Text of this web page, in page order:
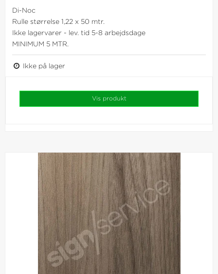
Di-Noc
Rulle størrelse 1,22 x 50 mtr.
Ikke lagervarer - lev. tid 5-8 arbejdsdage
MINIMUM 5 MTR.
Ikke på lager
Vis produkt